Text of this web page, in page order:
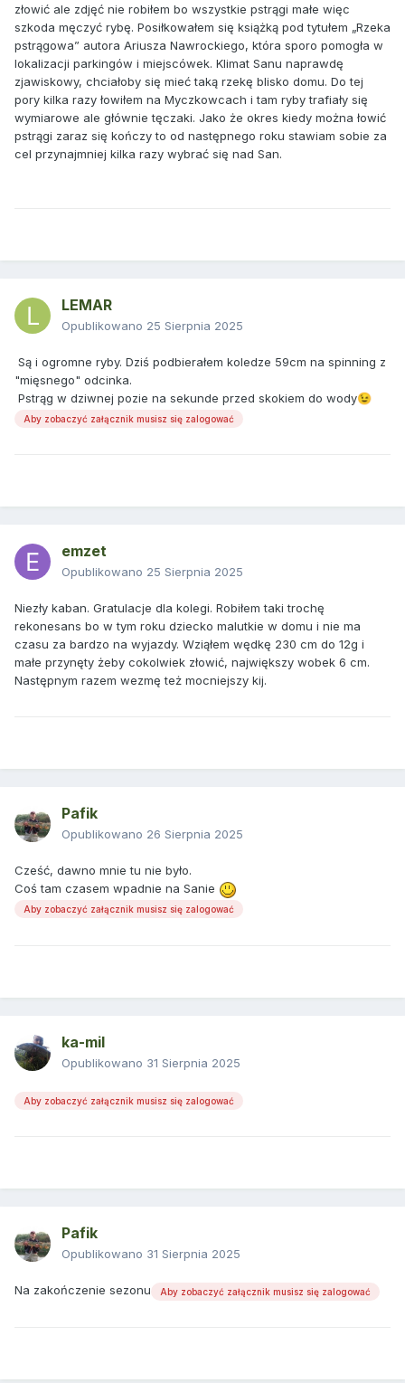
złowić ale zdjęć nie robiłem bo wszystkie pstrągi małe więc
szkoda męczyć rybę. Posiłkowałem się książką pod tytułem „Rzeka
pstrągowa” autora Ariusza Nawrockiego, która sporo pomogła w
lokalizacji parkingów i miejscówek. Klimat Sanu naprawdę
zjawiskowy, chciałoby się mieć taką rzekę blisko domu. Do tej
pory kilka razy łowiłem na Myczkowcach i tam ryby trafiały się
wymiarowe ale głównie tęczaki. Jako że okres kiedy można łowić
pstrągi zaraz się kończy to od następnego roku stawiam sobie za
cel przynajmniej kilka razy wybrać się nad San.
LEMAR
Opublikowano 25 Sierpnia 2025
Są i ogromne ryby. Dziś podbierałem koledze 59cm na spinning z
"mięsnego" odcinka.
Pstrąg w dziwnej pozie na sekunde przed skokiem do wody😉
Aby zobaczyć załącznik musisz się zalogować
emzet
Opublikowano 25 Sierpnia 2025
Niezły kaban. Gratulacje dla kolegi. Robiłem taki trochę
rekonesans bo w tym roku dziecko malutkie w domu i nie ma
czasu za bardzo na wyjazdy. Wziąłem wędkę 230 cm do 12g i
małe przynęty żeby cokolwiek złowić, największy wobek 6 cm.
Następnym razem wezmę też mocniejszy kij.
Pafik
Opublikowano 26 Sierpnia 2025
Cześć, dawno mnie tu nie było.
Coś tam czasem wpadnie na Sanie
Aby zobaczyć załącznik musisz się zalogować
ka-mil
Opublikowano 31 Sierpnia 2025
Aby zobaczyć załącznik musisz się zalogować
Pafik
Opublikowano 31 Sierpnia 2025
Na zakończenie sezonu Aby zobaczyć załącznik musisz się zalogować